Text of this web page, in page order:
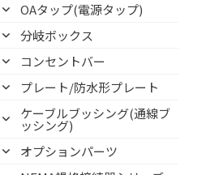
OAタップ(電源タップ)
分岐ボックス
コンセントバー
プレート/防水形プレート
ケーブルブッシング(通線ブ
ッシング)
オプションパーツ